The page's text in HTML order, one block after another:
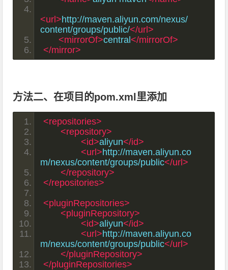
<url>http://maven.aliyun.com/nexus/
content/groups/public/</url>
<mirrorOf>central </mirrorOf>
</mirror>
方法二、在项目的pom.xml里添加
<repositories>
<repository>
<id>aliyun</id>
<url>http://maven.aliyun.co
m/nexus/content/groups/public</url>
</repository>
</repositories>
<pluginRepositories>
<pluginRepository>
<id>aliyun</id>
<url>http://maven.aliyun.co
m/nexus/content/groups/public</url>
</pluginRepository>
</pluginRepositories>